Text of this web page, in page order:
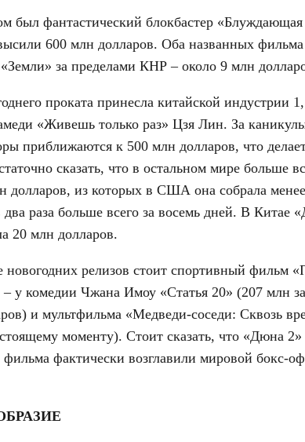
был фантастический блокбастер
600 млн долларов. Оба названных фильма
за пределами КНР – около 9 млн
проката принесла китайской
«Живешь только раз» Цзя Лин. За
приближаются к 500 млн долларов, что
сказать, что в остальном мире больше
долларов, из которых в США она собрала
раза больше всего за восемь дней. В Китае
20 млн долларов.
новогодних релизов стоит спортивный фильм
– у комедии Чжана Имоу «Статья 20» (207 млн
и мультфильма «Медведи-соседи: Сквозь
моменту). Стоит сказать, что «Дюна
фактически возглавили мировой бокс-